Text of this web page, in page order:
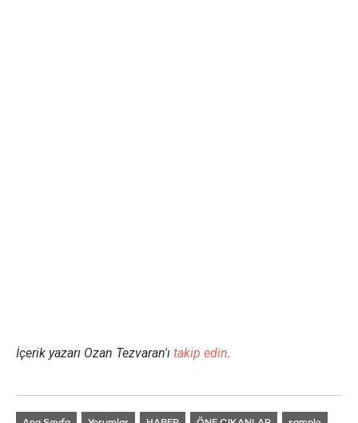
İçerik yazarı Ozan Tezvaran'ı takip edin.